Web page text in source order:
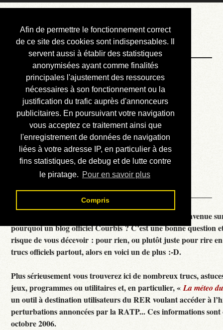
Afin de permettre le fonctionnement correct
de ce site des cookies sont indispensables. Il
servent aussi à établir des statistiques
anonymisées ayant comme finalités
principales l'ajustement des ressources
nécessaires à son fonctionnement ou la
justification du trafic auprès d'annonceurs
publicitaires. En poursuivant votre navigation
vous acceptez ce traitement ainsi que
l'enregistrement de données de navigation
liées à votre adresse IP, en particulier à des
fins statistiques, de debug et de lutte contre
le piratage. Pour en savoir plus
Compris
Courbis, « LE »
Blog Officiel
Bienvenue
Réalisations
Divers (et d’été)
Annonces
Liens externes
Téléchargement
Contact
Courbis, « LE » Blog Officiel - je vous souhaite la bienvenue
pourquoi un blog officiel Courbis ? C’est une bonne question
risque de vous décevoir : pour rien, ou plutôt juste pour rire
trucs officiels partout, alors en voici un de plus :-D.
Plus sérieusement vous trouverez ici de nombreux trucs,
jeux, programmes ou utilitaires et, en particulier, «La méteo
un outil à destination utilisateurs du RER voulant accéder à
perturbations annoncées par la RATP... Ces informations sont
octobre 2006.